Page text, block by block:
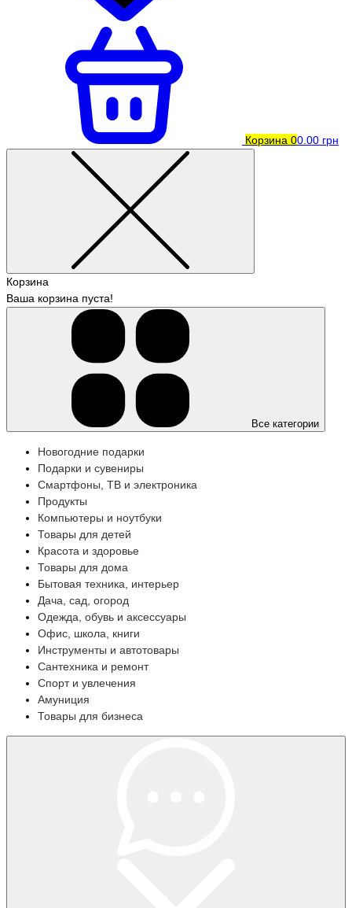
Корзина 00.00 грн
Корзина
Ваша корзина пуста!
Все категории
Новогодние подарки
Подарки и сувениры
Смартфоны, ТВ и электроника
Продукты
Компьютеры и ноутбуки
Товары для детей
Красота и здоровье
Товары для дома
Бытовая техника, интерьер
Дача, сад, огород
Одежда, обувь и аксессуары
Офис, школа, книги
Инструменты и автотовары
Сантехника и ремонт
Спорт и увлечения
Амуниция
Товары для бизнеса